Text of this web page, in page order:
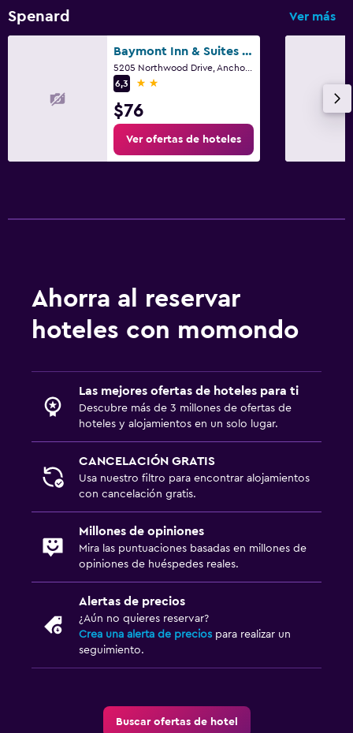
Spenard Ver más
Baymont Inn & Suites by Wyndham Anchorage Airport
6,3
2 estrellas
$76
Ver ofertas de hoteles
Ahorra al reservar
hoteles con momondo
Las mejores ofertas de hoteles para ti
Descubre más de 3 millones de ofertas de
hoteles y alojamientos en un solo lugar.
CANCELACIÓN GRATIS
Usa nuestro filtro para encontrar alojamientos
con cancelación gratis.
Millones de opiniones
Mira las puntuaciones basadas en millones de
opiniones de huéspedes reales.
Alertas de precios
¿Aún no quieres reservar?
Crea una alerta de precios para realizar un
seguimiento.
Buscar ofertas de hotel